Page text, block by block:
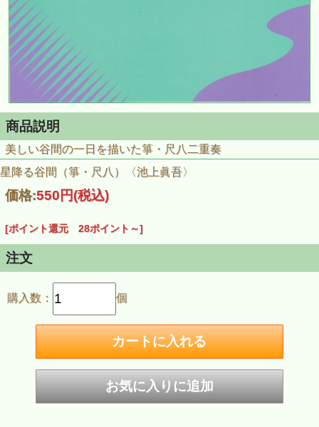
商品説明
美しい谷間の一日を描いた箏・尺八二重奏
星降る谷間（箏・尺八）〈池上眞吾〉
価格:550円(税込)
[ポイント還元 28ポイント～]
注文
購入数： 個